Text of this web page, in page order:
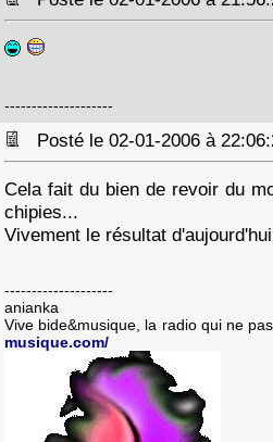
--------------------
Posté le 02-01-2006 à
Cela fait du bien de revoir du
chipies...
Vivement le résultat
--------------------
anianka
Vive bide&musique, la radio qui ne
musique.com/